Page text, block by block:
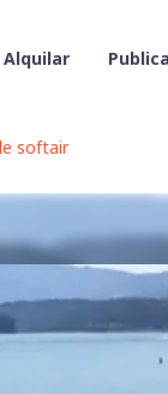
Alquilar
softair